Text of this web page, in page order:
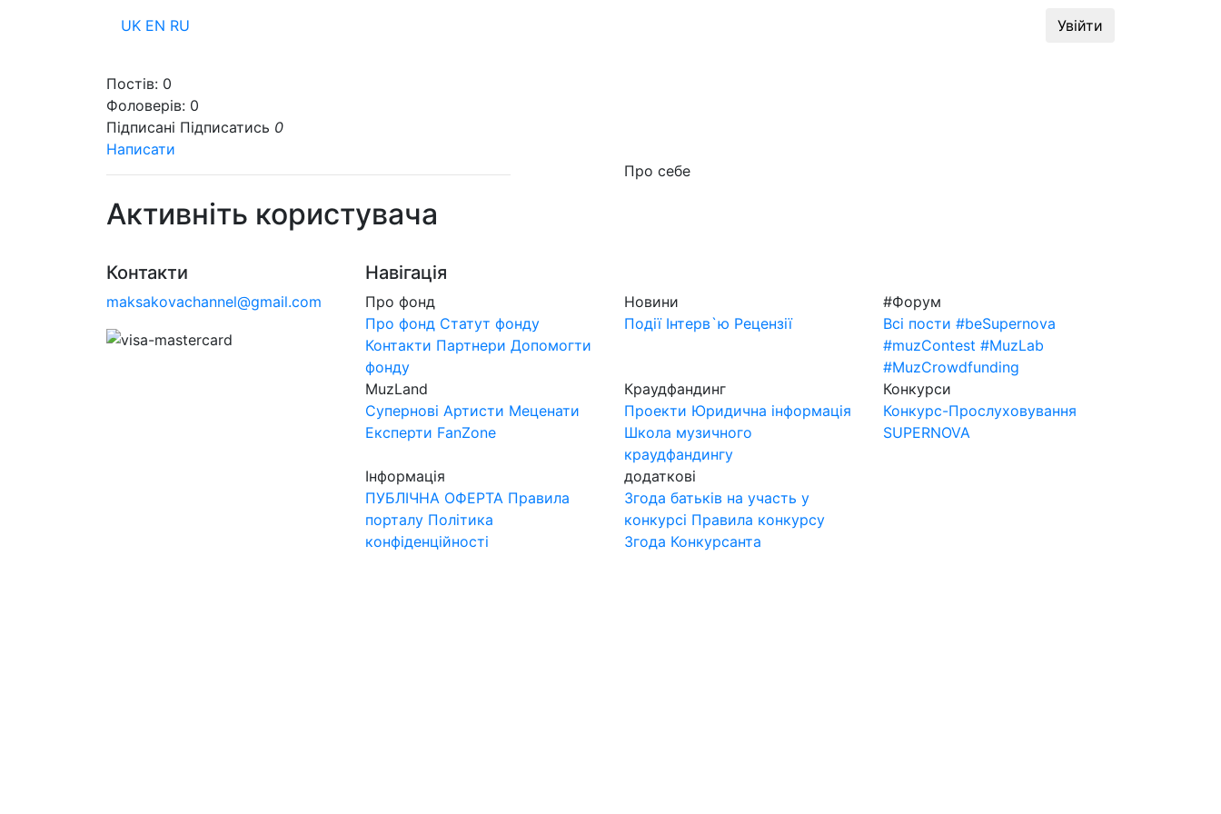
UK EN RU Увійти
Постів: 0
Фоловерів: 0
Підписані Підписатись 0
Написати
Про себе
Активніть користувача
Контакти
maksakovachannel@gmail.com
Навігація
Про фонд
Про фонд Статут фонду
Контакти Партнери Допомогти
фонду
Новини
Події Інтерв`ю Рецензії
#Форум
Всі пости #beSupernova
#muzContest #MuzLab
#MuzCrowdfunding
MuzLand
Супернові Артисти Меценати
Експерти FanZone
Краудфандинг
Проекти Юридична інформація
Школа музичного
краудфандингу
Конкурси
Конкурс-Прослуховування
SUPERNOVA
Інформація
ПУБЛІЧНА ОФЕРТА Правила
порталу Політика
конфіденційності
додаткові
Згода батьків на участь у
конкурсі Правила конкурсу
Згода Конкурсанта